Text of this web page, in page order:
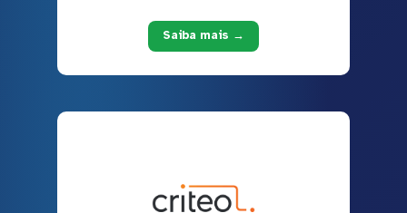
Saiba mais →